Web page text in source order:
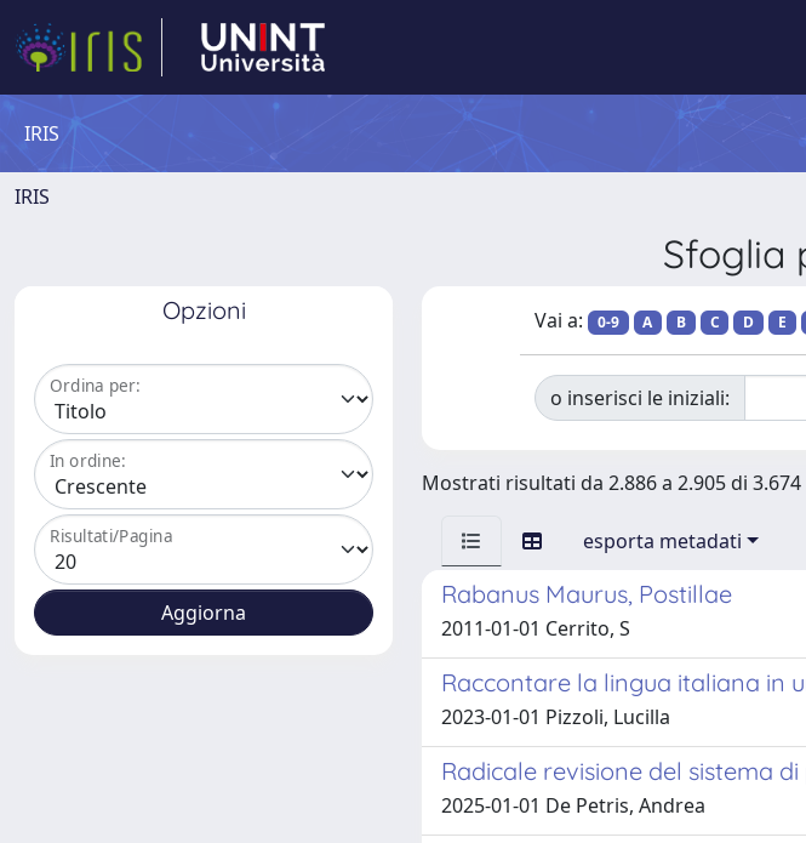
IRIS
IRIS
Sfoglia
Opzioni
Ordina per:
In ordine:
Risultati/Pagina
Vai a: 0-9 A B C D E
o inserisci le iniziali:
Mostrati risultati da 2.886 a 2.905 di 3.674
esporta metadati
Rabanus Maurus, Postillae
2011-01-01 Cerrito, S
Raccontare la lingua italiana in
2023-01-01 Pizzoli, Lucilla
Radicale revisione del sistema
2025-01-01 De Petris, Andrea